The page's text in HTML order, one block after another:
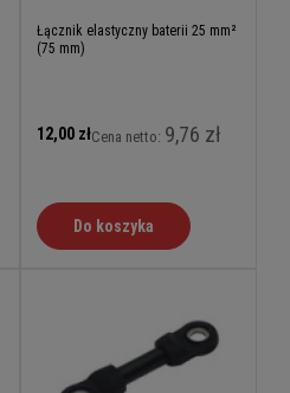
Łącznik elastyczny baterii 25 mm²
(75 mm)
12,00 złCena netto: 9,76 zł
Do koszyka